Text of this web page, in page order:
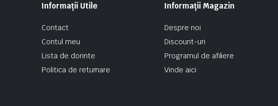
Informații Utile
Contact
Contul meu
Lista de dorinte
Politica de returnare
Informații Magazin
Despre noi
Discount-uri
Programul de afiliere
Vinde aici